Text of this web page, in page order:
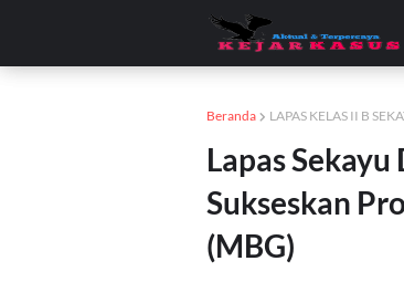
Beranda LAPAS KELAS II B
Lapas
Sukseskan
(MBG)